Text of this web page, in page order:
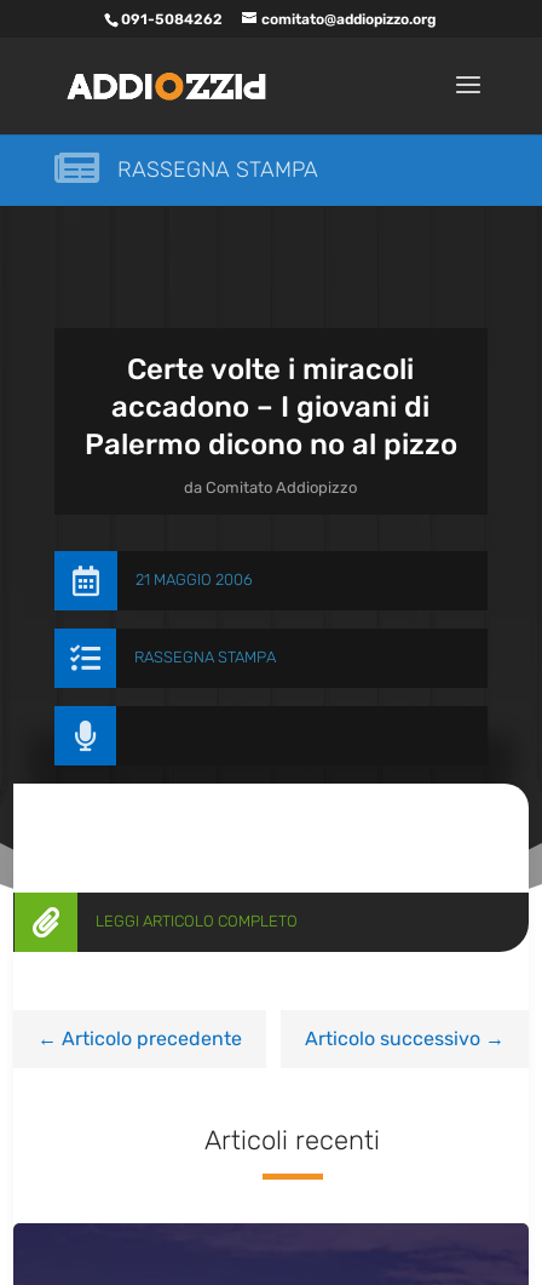
091-5084262 comitato@addiopizzo.org
 RASSEGNA STAMPA
Certe volte i miracoli
accadono – I giovani di
Palermo dicono no al pizzo
daComitato Addiopizzo
 21 MAGGIO 2006
 RASSEGNA STAMPA

 LEGGI ARTICOLO COMPLETO
←Articolo precedente Articolo successivo→
Articoli recenti